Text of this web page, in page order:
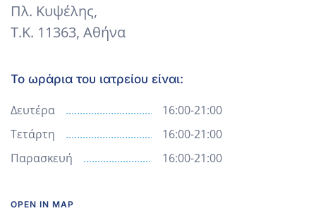
Πλ. Κυψέλης,
Τ.Κ. 11363, Αθήνα
Το ωράρια του ιατρείου είναι:
Δευτέρα
16:00-21:00
Τετάρτη
16:00-21:00
Παρασκευή
16:00-21:00
OPEN IN MAP